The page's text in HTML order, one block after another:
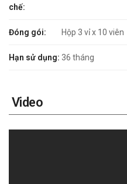
chế:
Đóng gói: Hộp 3 vỉ x 10 viên
Hạn sử dụng: 36 tháng
Video